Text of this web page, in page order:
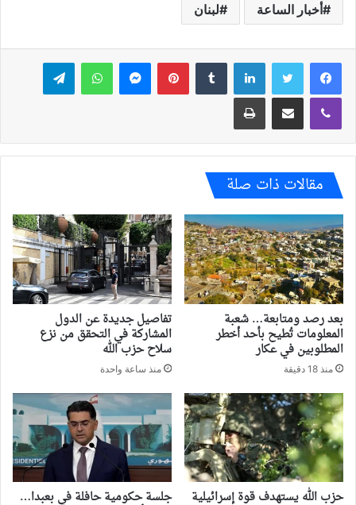
أخبار الساعة لبنان
فيسبوك تويتر لينكدإن بينتيريستماسنجر واتساب تيلقرام
ڤايبر مشاركة عبر البريد طباعة
مقالات ذات صلة
بعد رصد ومتابعة… شعبة
المعلومات تُطيح بأحد أخطر
المطلوبين في عكار
منذ 18 دقيقة
تفاصيل جديدة عن الدول
المشاركة في التحقق من نزع
سلاح حزب الله
منذ ساعة واحدة
حزب الله يستهدف قوة إسرائيلية جلسة حكومية حافلة في بعبدا…